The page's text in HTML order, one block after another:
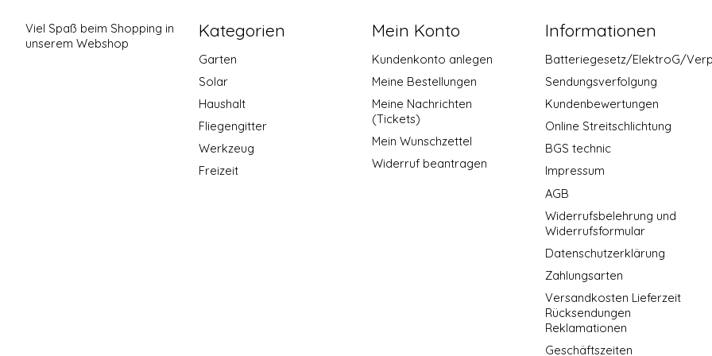
Viel Spaß beim Shopping in
unserem Webshop
Kategorien
Garten
Solar
Haushalt
Fliegengitter
Werkzeug
Freizeit
Mein Konto
Kundenkonto anlegen
Meine Bestellungen
Meine Nachrichten
(Tickets)
Mein Wunschzettel
Widerruf beantragen
Informationen
Batteriegesetz/ElektroG/
Sendungsverfolgung
Kundenbewertungen
Online Streitschlichtung
BGS technic
Impressum
AGB
Widerrufsbelehrung und
Widerrufsformular
Datenschutzerklärung
Zahlungsarten
Versandkosten Lieferzeit
Rücksendungen
Reklamationen
Geschäftszeiten